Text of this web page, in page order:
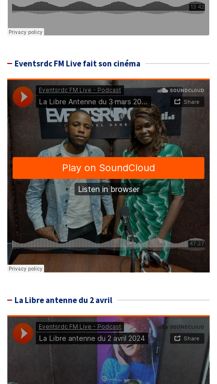
Eventsrdc FM Live fait son cinéma
La Libre antenne du 2 avril